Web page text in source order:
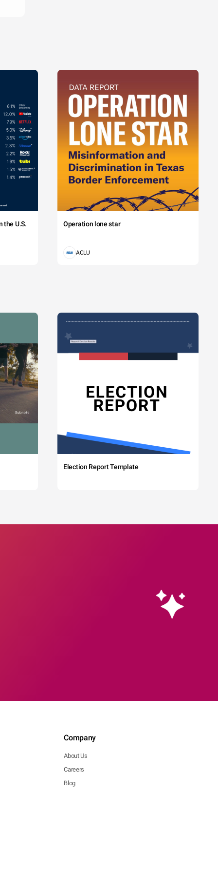
the U.S. Operation lone star
ACLU
Election Report Template
Company
About Us
Careers
Blog